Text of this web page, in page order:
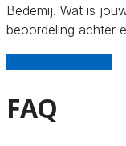
Bedemij. Wat is
beoordeling achter
FAQ